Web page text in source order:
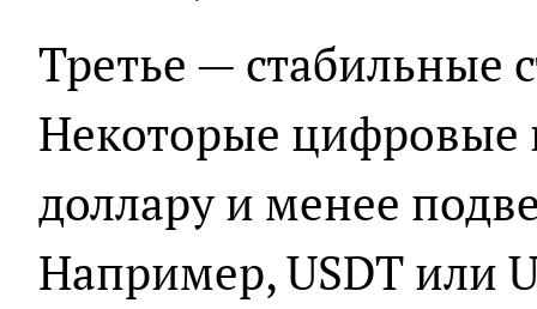
Третье — стабильные
Некоторые цифровые
доллару и менее
Например, USDT или